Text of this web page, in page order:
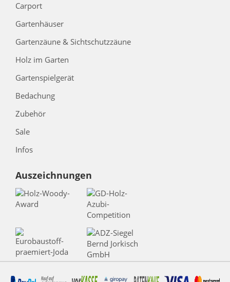
Carport
Gartenhäuser
Gartenzäune & Sichtschutzzäune
Holz im Garten
Gartenspielgerät
Bedachung
Zubehör
Sale
Infos
Auszeichnungen